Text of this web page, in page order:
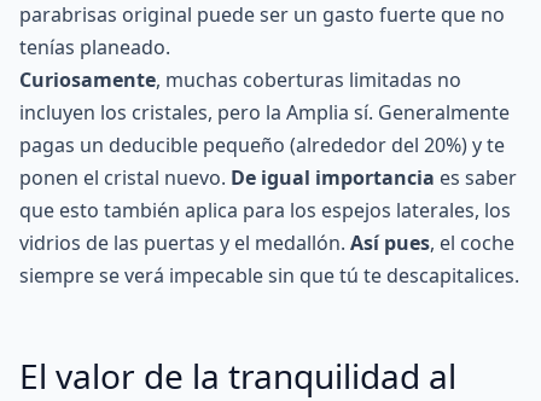
parabrisas original puede ser un gasto fuerte que no
tenías planeado.
Curiosamente, muchas coberturas limitadas no
incluyen los cristales, pero la Amplia sí. Generalmente
pagas un deducible pequeño (alrededor del 20%) y te
ponen el cristal nuevo. De igual importancia es saber
que esto también aplica para los espejos laterales, los
vidrios de las puertas y el medallón. Así pues, el coche
siempre se verá impecable sin que tú te descapitalices.
El valor de la tranquilidad al